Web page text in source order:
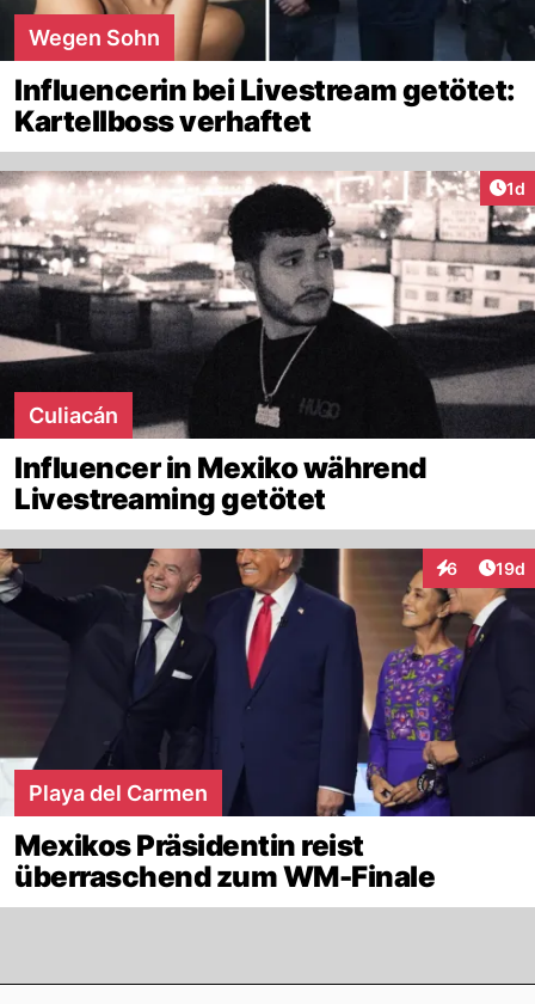
Wegen Sohn
Influencerin bei Livestream getötet:
Kartellboss verhaftet
1d
Culiacán
Influencer in Mexiko während
Livestreaming getötet
6
Interaktionen
19d
Playa del Carmen
Mexikos Präsidentin reist
überraschend zum WM-Finale